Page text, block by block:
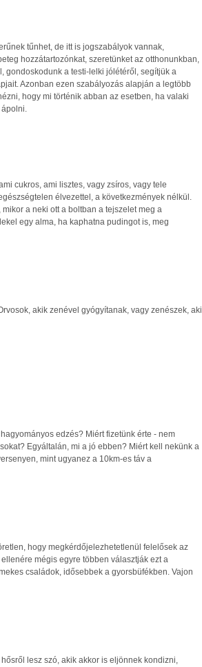
tűnhet, de itt is jogszabályok vannak,
hozzátartozónkat, szeretünket az otthonunkban,
gondoskodunk a testi-lelki jólétéről, segítjük a
Azonban ezen szabályozás alapján a legtöbb
hogy mi történik abban az esetben, ha valaki
cukros, ami lisztes, vagy zsíros, vagy tele
élvezettel, a következmények nélkül.
a neki ott a boltban a tejszelet meg a
egy alma, ha kaphatna pudingot is, meg
akik zenével gyógyítanak, vagy zenészek, aki
edzés? Miért fizetünk érte - nem
Egyáltalán, mi a jó ebben? Miért kell nekünk a
mint ugyanez a 10km-es táv a
hogy megkérdőjelezhetetlenül felelősek az
mégis egyre többen választják ezt a
családok, idősebbek a gyorsbüfékben. Vajon
lesz szó, akik akkor is eljönnek kondizni,